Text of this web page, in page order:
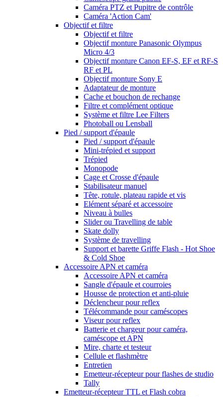
Caméra PTZ et Pupitre de contrôle
Caméra 'Action Cam'
Objectif et filtre
Objectif et filtre
Objectif monture Panasonic Olympus
Micro 4/3
Objectif monture Canon EF-S, EF et RF-S
RF et PL
Objectif monture Sony E
Adaptateur de monture
Cache et bouchon de rechange
Filtre et complément optique
Système et filtre Lee Filters
Photoball ou Lensball
Pied / support d'épaule
Pied / support d'épaule
Mini-trépied et support
Trépied
Monopode
Cage et Crosse d'épaule
Stabilisateur manuel
Tête, rotule, plateau rapide et vis
Elément séparé et accessoire
Niveau à bulles
Slider ou Travelling de table
Skate dolly
Système de travelling
Support et barette Griffe Flash - Hot Shoe
& Cold Shoe
Accessoire APN et caméra
Accessoire APN et caméra
Sangle d'épaule et courroies
Housse de protection et anti-pluie
Déclencheur pour reflex
Télécommande pour caméscopes
Viseur pour reflex
Batterie et chargeur pour caméra,
caméscope et APN
Mire, charte et testeur
Cellule et flashmètre
Entretien
Emetteur-récepteur pour flashes de studio
Tally
Emetteur-récepteur TTL et Flash cobra